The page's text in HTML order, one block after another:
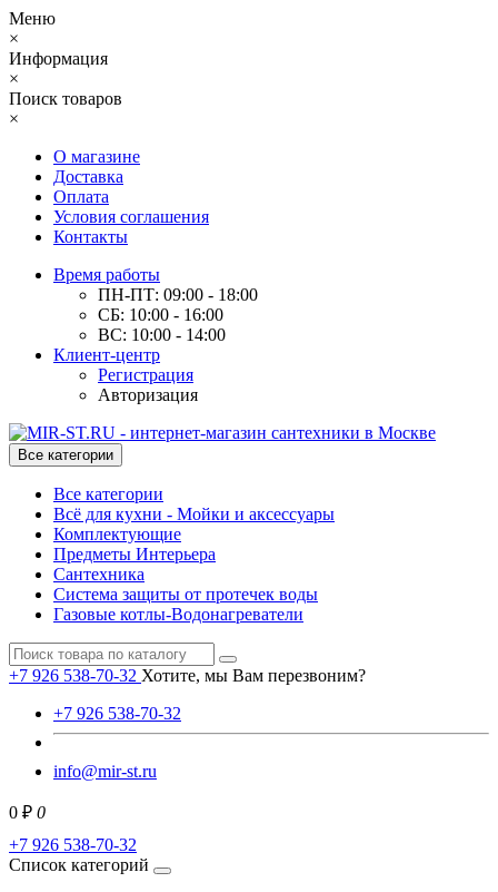
Меню
×
Информация
×
Поиск товаров
×
О магазине
Доставка
Оплата
Условия соглашения
Контакты
Время работы
ПН-ПТ: 09:00 - 18:00
СБ: 10:00 - 16:00
ВС: 10:00 - 14:00
Клиент-центр
Регистрация
Авторизация
Все категории
Все категории
Всё для кухни - Мойки и аксессуары
Комплектующие
Предметы Интерьера
Сантехника
Система защиты от протечек воды
Газовые котлы-Водонагреватели
+7 926 538-70-32 Хотите, мы Вам перезвоним?
+7 926 538-70-32
info@mir-st.ru
0 ₽ 0
+7 926 538-70-32
Список категорий